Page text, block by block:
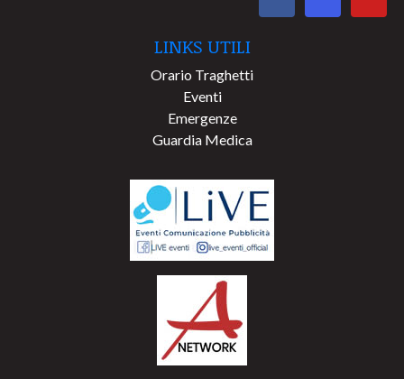
LINKS UTILI
Orario Traghetti
Eventi
Emergenze
Guardia Medica